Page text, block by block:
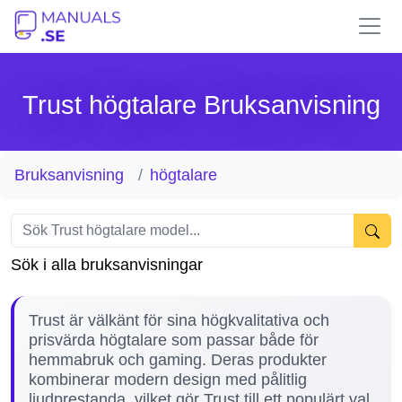
Trust högtalare Bruksanvisning
Bruksanvisning högtalare
Sök i alla bruksanvisningar
Trust är välkänt för sina högkvalitativa och
prisvärda högtalare som passar både för
hemmabruk och gaming. Deras produkter
kombinerar modern design med pålitlig